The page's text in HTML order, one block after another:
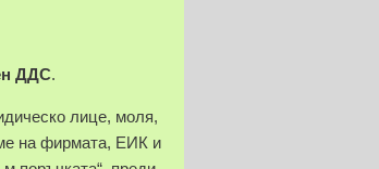
ДДС.
лице, моля,
на фирмата, ЕИК и